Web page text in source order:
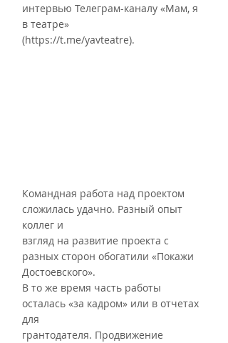
интервью Телеграм-каналу «Мам, я
в театре»
(https://t.me/yavteatre).
Командная работа над проектом
сложилась удачно. Разный опыт
коллег и
взгляд на развитие проекта с
разных сторон обогатили «Покажи
Достоевского».
В то же время часть работы
осталась «за кадром» или в отчетах
для
грантодателя. Продвижение